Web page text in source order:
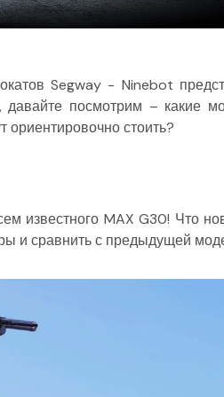
Segway - Ninebot
посмотрим – какие
ориентировочно стоить?
известного MAX G30! Что
и сравнить с предыдущей